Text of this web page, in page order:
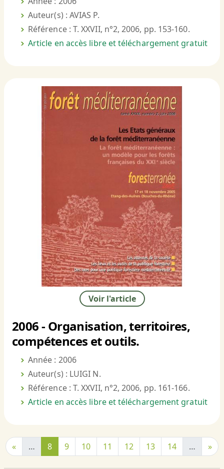
Auteur(s) : AVIAS P.
Référence : T. XXVII, n°2, 2006, pp. 153-160.
Article en accès libre et téléchargement gratuit
Voir l'article
2006 - Organisation, territoires,
compétences et outils.
Année : 2006
Auteur(s) : LUIGI N.
Référence : T. XXVII, n°2, 2006, pp. 161-166.
Article en accès libre et téléchargement gratuit
« … 8 9 10 11 12 13 14 … »